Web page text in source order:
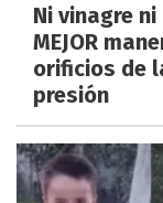
Ni vinagre
MEJOR
orificios de
presión